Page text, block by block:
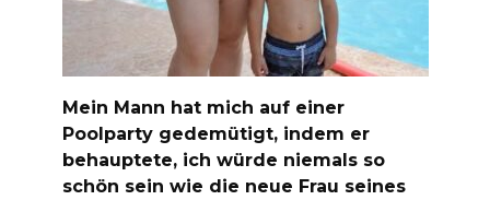
Mein Mann hat mich auf einer
Poolparty gedemütigt, indem er
behauptete, ich würde niemals so
schön sein wie die neue Frau seines